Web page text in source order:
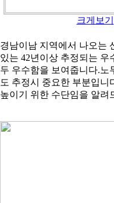
크게보기
경남이남 지역에서 나오는
있는 42년이상 추정되는
두 우수함을 보여줍니다.노
도 추정시 중요한 부분입
높이기 위한 수단임을 알려